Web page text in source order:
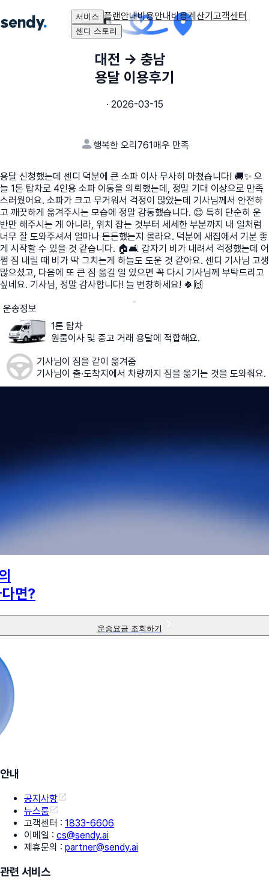
서비스 플랜안내비용안내비용계산기고객센터
센디 스토리
대전 → 충남
용달 이용후기
· 2026-03-15
행복한 오리761매우 만족
용달 신청했는데 센디 덕분에 큰 소파 이사 무사히 마쳤습니다! 🚚✨ ​오
늘 1톤 탑차로 4인용 소파 이동을 의뢰했는데, 정말 기대 이상으로 만족
스러웠어요. 소파가 크고 무거워서 걱정이 많았는데 기사님께서 안전하
고 깨끗하게 옮겨주시는 모습에 정말 감동했습니다. 😊 ​특히 단순히 운
반만 해주시는 게 아니라, 위치 잡는 것부터 세세한 부분까지 내 일처럼
너무 잘 도와주셔서 얼마나 든든했는지 몰라요. 덕분에 새집에서 기분 좋
게 시작할 수 있을 것 같습니다. 🏠🛋️ ​갑자기 비가 내려서 걱정했는데 어
쩜 짐 내릴 때 비가 딱 그치는게 하늘도 도운 것 같아요. 센디 기사님 고생
많으셨고, 다음에 또 큰 짐 옮길 일 있으면 꼭 다시 기사님께 부탁드리고
싶네요. 기사님, 정말 감사합니다! 늘 번창하세요! 🍀🙌
운송정보
1톤 탑차
원룸이사 및 중고 거래 용달에 적합해요.
기사님이 짐을 같이 옮겨줌
기사님이 출·도착지에서 차량까지 짐을 옮기는 것을 도와줘요.
면?
운송요금 조회하기
안내
공지사항
뉴스룸
고객센터 : 1833-6606
이메일 : cs@sendy.ai
제휴문의 : partner@sendy.ai
관련 서비스